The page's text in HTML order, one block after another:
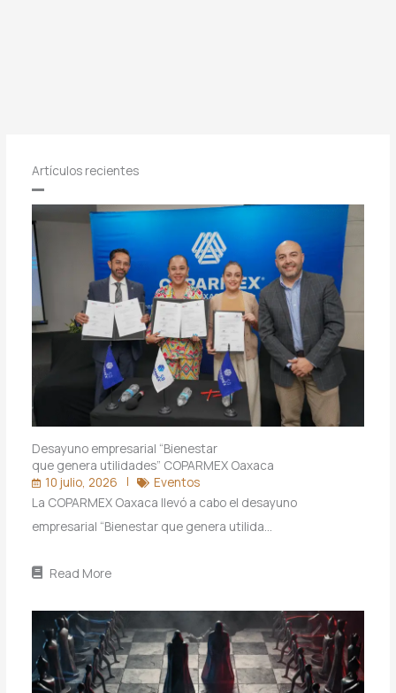
Artículos recientes
Desayuno empresarial “Bienestar
que genera utilidades” COPARMEX Oaxaca
10 julio, 2026
Eventos
La COPARMEX Oaxaca llevó a cabo el desayuno
empresarial “Bienestar que genera utilida…
Read More